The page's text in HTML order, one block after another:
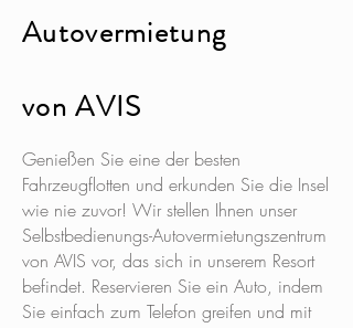
Autovermietung
von AVIS
Genießen Sie eine der besten
Fahrzeugflotten und erkunden Sie die Insel
wie nie zuvor! Wir stellen Ihnen unser
Selbstbedienungs-Autovermietungszentrum
von AVIS vor, das sich in unserem Resort
befindet. Reservieren Sie ein Auto, indem
Sie einfach zum Telefon greifen und mit